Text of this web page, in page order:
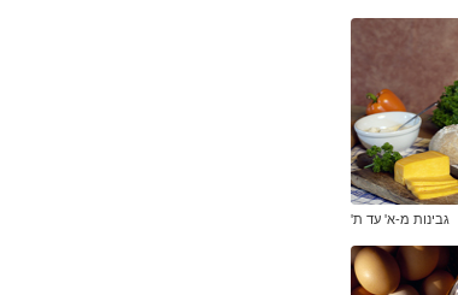
גבינות מ-א' עד ת'